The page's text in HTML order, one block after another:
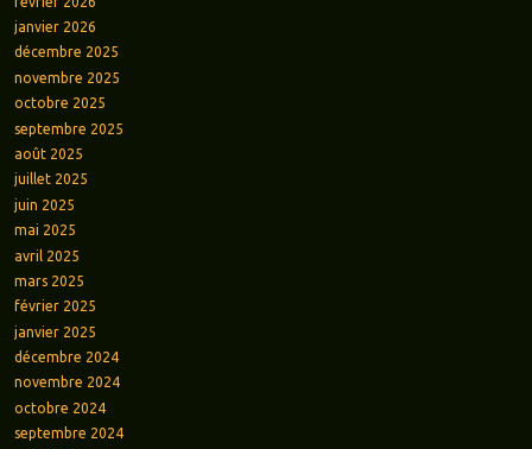
janvier 2026
décembre 2025
novembre 2025
octobre 2025
septembre 2025
août 2025
juillet 2025
juin 2025
mai 2025
avril 2025
mars 2025
février 2025
janvier 2025
décembre 2024
novembre 2024
octobre 2024
septembre 2024